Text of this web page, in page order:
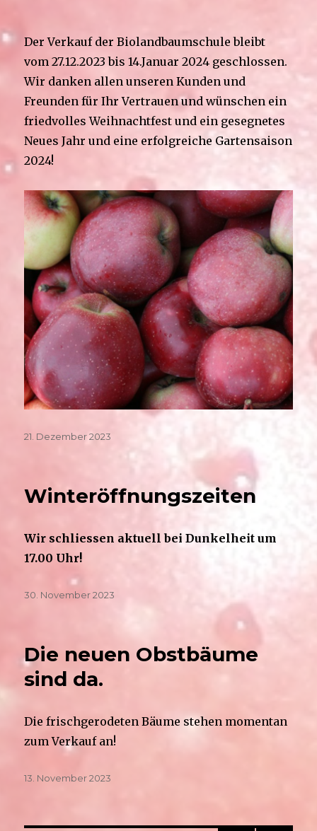
Der Verkauf der Biolandbaumschule bleibt
vom 27.12.2023 bis 14.Januar 2024 geschlossen.
Wir danken allen unseren Kunden und
Freunden für Ihr Vertrauen und wünschen ein
friedvolles Weihnachtfest und ein gesegnetes
Neues Jahr und eine erfolgreiche Gartensaison
2024!
Veröffentlicht
21. Dezember 2023
Winteröffnungszeiten
Wir schliessen aktuell bei Dunkelheit um
17.00 Uhr!
Veröffentlicht
30. November 2023
Die neuen Obstbäume
sind da.
Die frischgerodeten Bäume stehen momentan
zum Verkauf an!
Veröffentlicht
13. November 2023